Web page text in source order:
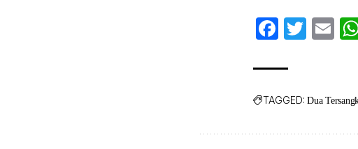
TAGGED: Dua